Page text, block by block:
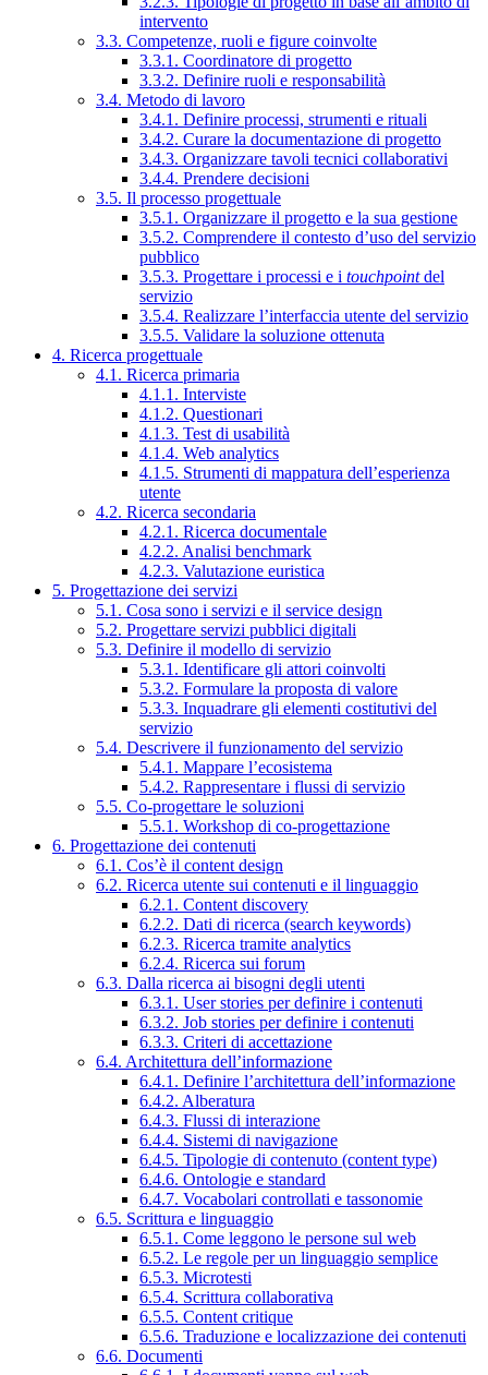
intervento
3.3. Competenze, ruoli e figure coinvolte
3.3.1. Coordinatore di progetto
3.3.2. Definire ruoli e responsabilità
3.4. Metodo di lavoro
3.4.1. Definire processi, strumenti e rituali
3.4.2. Curare la documentazione di progetto
3.4.3. Organizzare tavoli tecnici collaborativi
3.4.4. Prendere decisioni
3.5. Il processo progettuale
3.5.1. Organizzare il progetto e la sua gestione
3.5.2. Comprendere il contesto d’uso del servizio
pubblico
3.5.3. Progettare i processi e i touchpointdel
servizio
3.5.4. Realizzare l’interfaccia utente del servizio
3.5.5. Validare la soluzione ottenuta
4. Ricerca progettuale
4.1. Ricerca primaria
4.1.1. Interviste
4.1.2. Questionari
4.1.3. Test di usabilità
4.1.4. Web analytics
4.1.5. Strumenti di mappatura dell’esperienza
utente
4.2. Ricerca secondaria
4.2.1. Ricerca documentale
4.2.2. Analisi benchmark
4.2.3. Valutazione euristica
5. Progettazione dei servizi
5.1. Cosa sono i servizi e il service design
5.2. Progettare servizi pubblici digitali
5.3. Definire il modello di servizio
5.3.1. Identificare gli attori coinvolti
5.3.2. Formulare la proposta di valore
5.3.3. Inquadrare gli elementi costitutivi del
servizio
5.4. Descrivere il funzionamento del servizio
5.4.1. Mappare l’ecosistema
5.4.2. Rappresentare i flussi di servizio
5.5. Co-progettare le soluzioni
5.5.1. Workshop di co-progettazione
6. Progettazione dei contenuti
6.1. Cos’è il content design
6.2. Ricerca utente sui contenuti e il linguaggio
6.2.1. Content discovery
6.2.2. Dati di ricerca (search keywords)
6.2.3. Ricerca tramite analytics
6.2.4. Ricerca sui forum
6.3. Dalla ricerca ai bisogni degli utenti
6.3.1. User stories per definire i contenuti
6.3.2. Job stories per definire i contenuti
6.3.3. Criteri di accettazione
6.4. Architettura dell’informazione
6.4.1. Definire l’architettura dell’informazione
6.4.2. Alberatura
6.4.3. Flussi di interazione
6.4.4. Sistemi di navigazione
6.4.5. Tipologie di contenuto (content type)
6.4.6. Ontologie e standard
6.4.7. Vocabolari controllati e tassonomie
6.5. Scrittura e linguaggio
6.5.1. Come leggono le persone sul web
6.5.2. Le regole per un linguaggio semplice
6.5.3. Microtesti
6.5.4. Scrittura collaborativa
6.5.5. Content critique
6.5.6. Traduzione e localizzazione dei contenuti
6.6. Documenti